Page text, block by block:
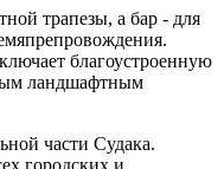
трапезы, а бар - для
благоустроенную
ландшафтным
части Судака.
городских и